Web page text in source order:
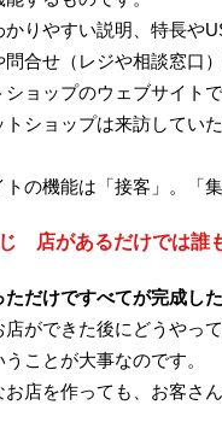
りやすい説明、特長や
合せ（レジや相談窓口
ョップのウェブサイトで
ショップは来訪してい
の機能は「接客」。「
店があるだけでは誰
だけですべてが完成し
ができた後にどうやっ
ことが大事なのです。
店を作っても、お客さ